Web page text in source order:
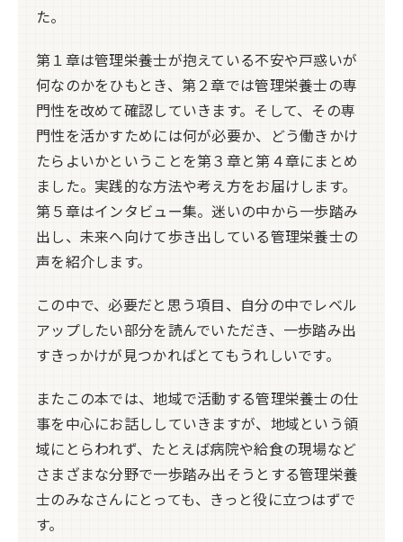
た。
第１章は管理栄養士が抱えている不安や戸惑いが
何なのかをひもとき、第２章では管理栄養士の専
門性を改めて確認していきます。そして、その専
門性を活かすためには何が必要か、どう働きかけ
たらよいかということを第３章と第４章にまとめ
ました。実践的な方法や考え方をお届けします。
第５章はインタビュー集。迷いの中から一歩踏み
出し、未来へ向けて歩き出している管理栄養士の
声を紹介します。
この中で、必要だと思う項目、自分の中でレベル
アップしたい部分を読んでいただき、一歩踏み出
すきっかけが見つかればとてもうれしいです。
またこの本では、地域で活動する管理栄養士の仕
事を中心にお話ししていきますが、地域という領
域にとらわれず、たとえば病院や給食の現場など
さまざまな分野で一歩踏み出そうとする管理栄養
士のみなさんにとっても、きっと役に立つはずで
す。